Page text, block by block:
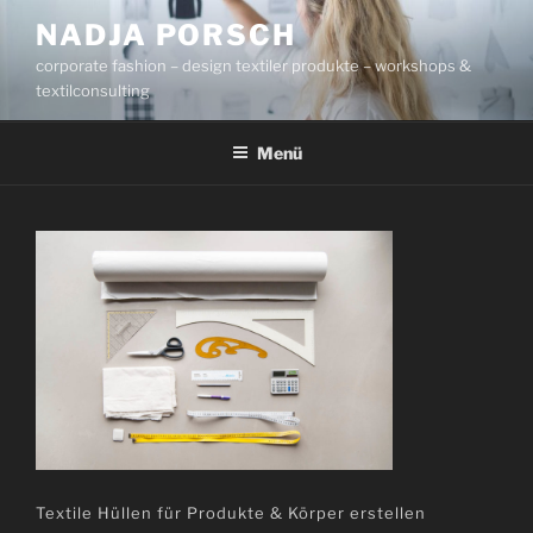
Inhalt
springen
NADJA PORSCH
corporate fashion – design textiler produkte – workshops &
textilconsulting
Menü
Textile Hüllen für Produkte & Körper erstellen